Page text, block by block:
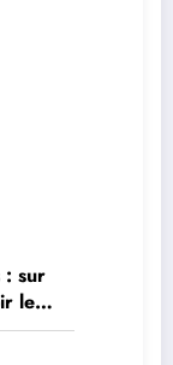
sur
le